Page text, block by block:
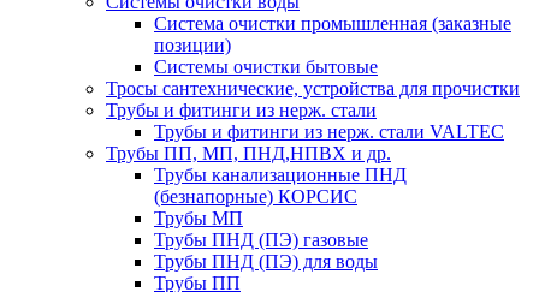
Система очистки промышленная (заказные
позиции)
Системы очистки бытовые
Тросы сантехнические, устройства для прочистки
Трубы и фитинги из нерж. стали
Трубы и фитинги из нерж. стали VALTEC
Трубы ПП, МП, ПНД,НПВХ и др.
Трубы канализационные ПНД
(безнапорные) КОРСИС
Трубы МП
Трубы ПНД (ПЭ) газовые
Трубы ПНД (ПЭ) для воды
Трубы ПП